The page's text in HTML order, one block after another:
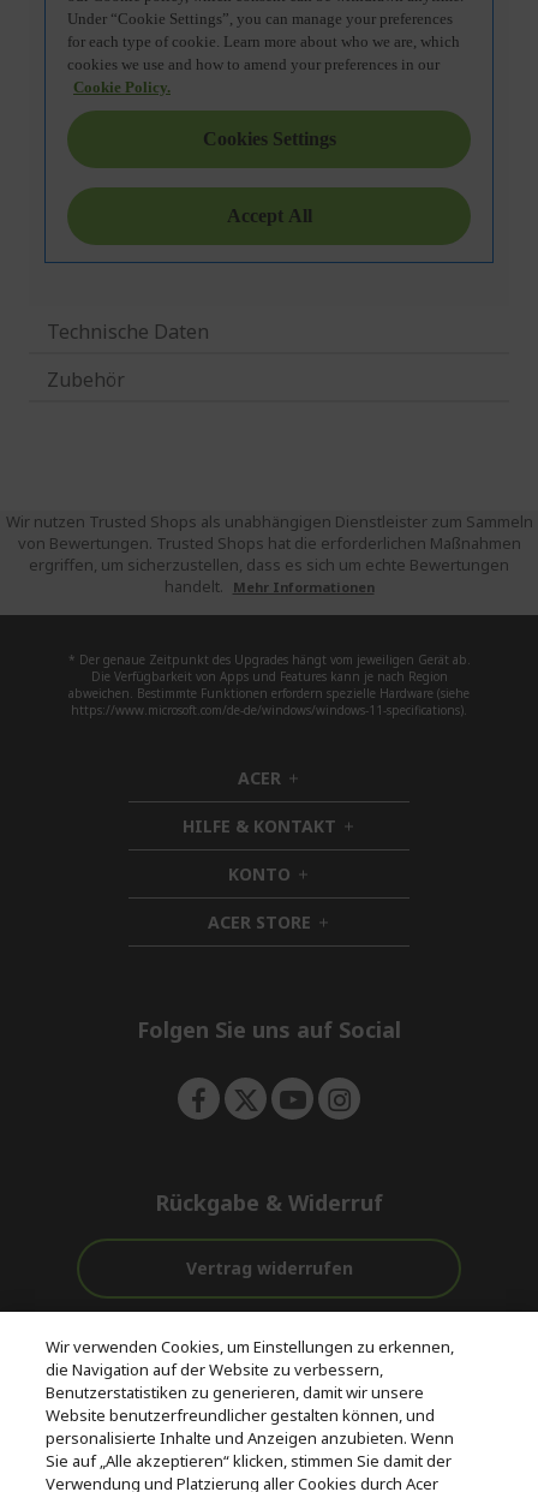
Technische Daten
Zubehör
Wir nutzen Trusted Shops als unabhängigen Dienstleister zum Sammeln
von Bewertungen. Trusted Shops hat die erforderlichen Maßnahmen
ergriffen, um sicherzustellen, dass es sich um echte Bewertungen
handelt.
Mehr Informationen
* Der genaue Zeitpunkt des Upgrades hängt vom jeweiligen Gerät ab.
Die Verfügbarkeit von Apps und Features kann je nach Region
abweichen. Bestimmte Funktionen erfordern spezielle Hardware (siehe
https://www.microsoft.com/de-de/windows/windows-11-specifications).
ACER h
i
d
d
e
n
HILFE & KONTAKT h
i
d
n
KONTO h
i
d
d
ACER STORE h
i
e
Folgen Sie uns auf Social
Rückgabe & Widerruf
Vertrag widerrufen
Kostenloser
Versand
vor und nach
dem Kauf
Zahlung
© 2026 Acer Inc.
CPYou BV ist der autorisierte Wiederverkäufer und Händler der
Produkte und Dienstleistungen, die in diesem Shop angeboten
Wir verwenden Cookies, um Einstellungen zu erkennen,
die Navigation auf der Website zu verbessern,
Benutzerstatistiken zu generieren, damit wir unsere
Website benutzerfreundlicher gestalten können, und
personalisierte Inhalte und Anzeigen anzubieten. Wenn
Sie auf „Alle akzeptieren“ klicken, stimmen Sie damit der
Verwendung und Platzierung aller Cookies durch Acer